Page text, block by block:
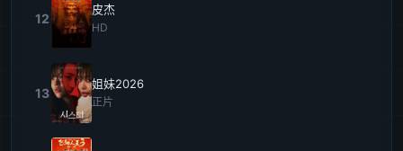
12
皮杰
HD
13
姐妹2026
正片